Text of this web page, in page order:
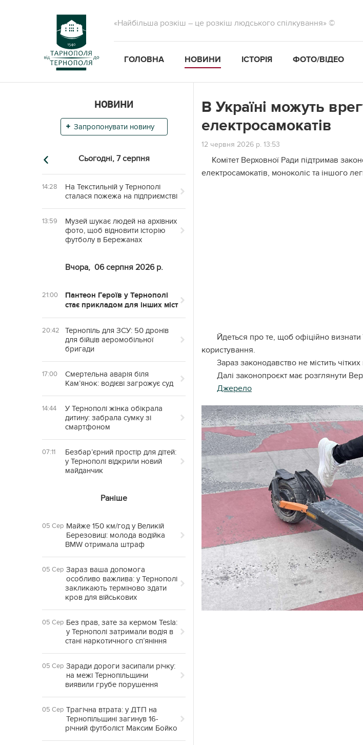
«Найбільша розкіш – це розкіш людського спілкування» ©
ГОЛОВНА НОВИНИ ІСТОРІЯ ФОТО/ВІДЕО
НОВИНИ
Запропонувати новину
Сьогодні, 7 серпня
14:28
На Текстильній у Тернополі
сталася пожежа на підприємстві
13:59
Музей шукає людей на архівних
фото, щоб відновити історію
футболу в Бережанах
Вчора, 06 серпня 2026 р.
21:00
Пантеон Героїв у Тернополі
стає прикладом для інших міст
20:42
Тернопіль для ЗСУ: 50 дронів
для бійців аеромобільної
бригади
17:00
Смертельна аварія біля
Кам’янок: водієві загрожує суд
14:44
У Тернополі жінка обікрала
дитину: забрала сумку зі
смартфоном
07:11
Безбар’єрний простір для дітей:
у Тернополі відкрили новий
майданчик
Раніше
05 Сер Майже 150 км/год у Великій
Березовиці: молода водійка
BMW отримала штраф
05 Сер Зараз ваша допомога
особливо важлива: у Тернополі
закликають терміново здати
кров для військових
05 Сер Без прав, зате за кермом Tesla:
у Тернополі затримали водія в
стані наркотичного сп’яніння
05 Сер Заради дороги засипали річку:
на межі Тернопільщини
виявили грубе порушення
05 Сер Трагічна втрата: у ДТП на
Тернопільщині загинув 16-
річний футболіст Максим Бойко
В Україні можуть
електросамокатів
12 червня 2026 р. 13:53
Комітет Верховної Ради підтримав
електросамокатів, моноколіс та іншого
Йдеться про те, щоб офіційно
користування.
Зараз законодавство не містить
Далі законопроєкт має розглянути
Джерело